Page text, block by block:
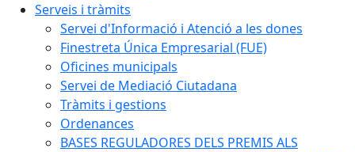
Serveis i tràmits
Servei d'Informació i Atenció a les dones
Finestreta Única Empresarial (FUE)
Oficines municipals
Servei de Mediació Ciutadana
Tràmits i gestions
Ordenances
BASES REGULADORES DELS PREMIS ALS